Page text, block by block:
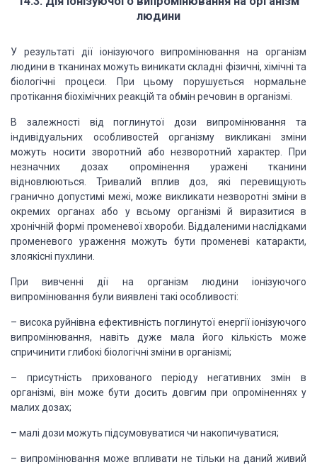
людини
У результаті дії іонізуючого випромінювання на організм
людини в тканинах можуть виникати складні фізичні, хімічні та
біологічні процеси. При цьому порушується нормальне
протікання біохімічних реакцій та обмін речовин в організмі.
В залежності від поглинутої дози випромінювання та
індивідуальних особливостей організму викликані зміни
можуть носити зворотний або незворотний характер. При
незначних дозах опромінення уражені тканини
відновлюються. Тривалий вплив доз, які перевищують
гранично допустимі межі, може викликати незворотні зміни в
окремих органах або у всьому організмі й виразитися в
хронічній формі променевої хвороби. Віддаленими наслідками
променевого ураження можуть бути променеві катаракти,
злоякісні пухлини.
При вивченні дії на організм людини іонізуючого
випромінювання були виявлені такі особливості:
– висока руйнівна ефективність поглинутої енергії іонізуючого
випромінювання, навіть дуже мала його кількість може
спричинити глибокі біологічні зміни в організмі;
– присутність прихованого періоду негативних змін в
організмі, він може бути досить довгим при опроміненнях у
малих дозах;
– малі дози можуть підсумовуватися чи накопичуватися;
– випромінювання може впливати не тільки на даний живий